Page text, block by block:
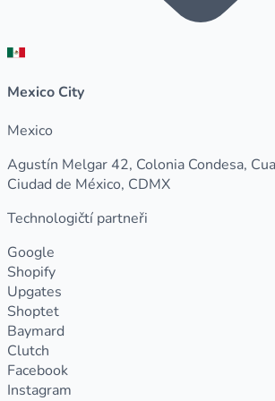
Mexico City
Mexico
Agustín Melgar 42, Colonia Condesa,
Ciudad de México, CDMX
Technologičtí partneři
Google
Shopify
Upgates
Shoptet
Baymard
Clutch
Facebook
Instagram